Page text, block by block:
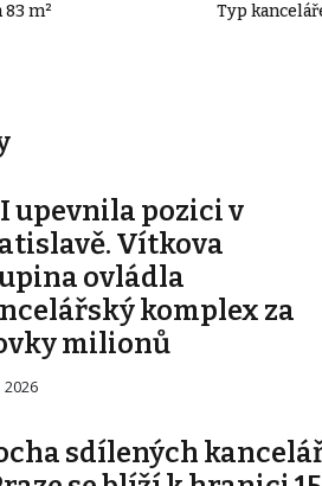
83 m²
Typ
upevnila pozici v
Vítkova
ovládla
komplex za
milionů
2026
sdílených